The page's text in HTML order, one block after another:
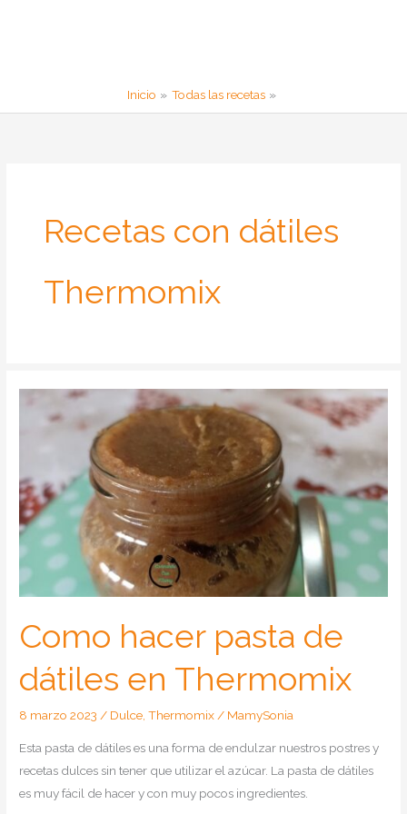
Inicio Todas las recetas
Recetas con dátiles
Thermomix
Como hacer pasta de
dátiles en Thermomix
8 marzo 2023/ Dulce,Thermomix/ MamySonia
Esta pasta de dátiles es una forma de endulzar nuestros postres y
recetas dulces sin tener que utilizar el azúcar. La pasta de dátiles
es muy fácil de hacer y con muy pocos ingredientes.